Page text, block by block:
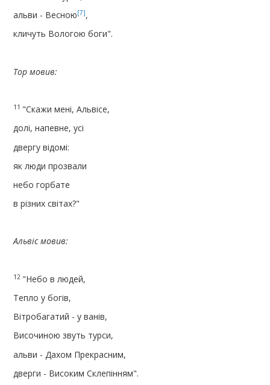
альви - Весною[7],
кличуть Вологою боги".
Тор мовив:
11 "Скажи мені, Альвісе,
долі, напевне, усі
двергу відомі:
як люди прозвали
небо горбате
в різних світах?"
Альвіс мовив:
12 "Небо в людей,
Тепло у богів,
Вітробагатий - у ванів,
Височиною звуть турси,
альви - Дахом Прекрасним,
дверги - Високим Склепінням".